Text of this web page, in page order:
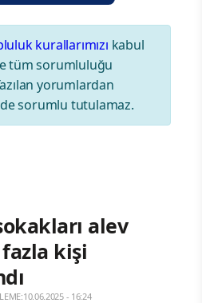
kurallarımızı kabul
tüm sorumluluğu
yorumlardan
sorumlu tutulamaz.
alev
fazla kişi
- 16:24